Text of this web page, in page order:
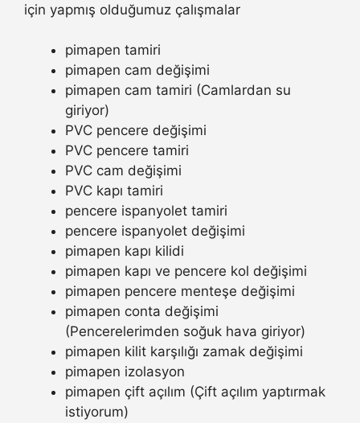
için yapmış olduğumuz çalışmalar
pimapen tamiri
pimapen cam değişimi
pimapen cam tamiri (Camlardan su
giriyor)
PVC pencere değişimi
PVC pencere tamiri
PVC cam değişimi
PVC kapı tamiri
pencere ispanyolet tamiri
pencere ispanyolet değişimi
pimapen kapı kilidi
pimapen kapı ve pencere kol değişimi
pimapen pencere menteşe değişimi
pimapen conta değişimi
(Pencerelerimden soğuk hava giriyor)
pimapen kilit karşılığı zamak değişimi
pimapen izolasyon
pimapen çift açılım (Çift açılım yaptırmak
istiyorum)